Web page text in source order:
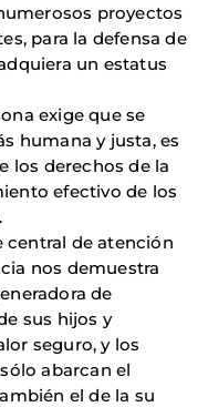
proyectos
para la defensa de
un estatus
exige que se
humana y justa, es
los derechos de la
efectivo de los
central de atención
nos demuestra
de
sus hijos y
seguro, y los
abarcan el
el de la su